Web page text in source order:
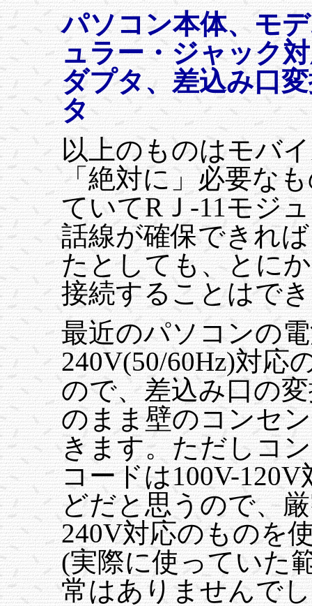
パソコン本体、モ
ュラー・ジャック
ダプタ、差込み口
タ
以上のものはモバ
「絶対に」必要な
ていてRＪ-11モジ
話線が確保できれ
たとしても、とに
接続することはで
最近のパソコンの
240V(50/60Hz)対応
ので、差込み口の
のまま壁のコンセ
きます。ただしコ
コードは100V-
どだと思うので、
240V対応のものを
(実際に使っていた
常はありませんで